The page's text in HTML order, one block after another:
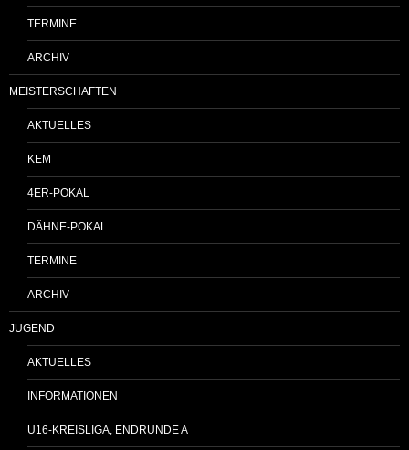
TERMINE
ARCHIV
MEISTERSCHAFTEN
AKTUELLES
KEM
4ER-POKAL
DÄHNE-POKAL
TERMINE
ARCHIV
JUGEND
AKTUELLES
INFORMATIONEN
U16-KREISLIGA, ENDRUNDE A